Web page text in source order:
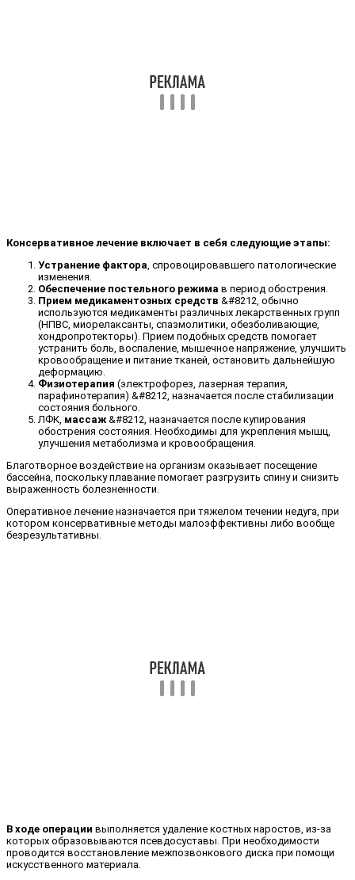
Консервативное лечение включает в себя следующие этапы:
Устранение фактора, спровоцировавшего патологические
изменения.
Обеспечение постельного режима в период обострения.
Прием медикаментозных средств &#8212, обычно
используются медикаменты различных лекарственных групп
(НПВС, миорелаксанты, спазмолитики, обезболивающие,
хондропротекторы). Прием подобных средств помогает
устранить боль, воспаление, мышечное напряжение, улучшить
кровообращение и питание тканей, остановить дальнейшую
деформацию.
Физиотерапия (электрофорез, лазерная терапия,
парафинотерапия) &#8212, назначается после стабилизации
состояния больного.
ЛФК, массаж &#8212, назначается после купирования
обострения состояния. Необходимы для укрепления мышц,
улучшения метаболизма и кровообращения.
Благотворное воздействие на организм оказывает посещение
бассейна, поскольку плавание помогает разгрузить спину и снизить
выраженность болезненности.
Оперативное лечение назначается при тяжелом течении недуга, при
котором консервативные методы малоэффективны либо вообще
безрезультативны.
В ходе операции выполняется удаление костных наростов, из-за
которых образовываются псевдосуставы. При необходимости
проводится восстановление межпозвонкового диска при помощи
искусственного материала.